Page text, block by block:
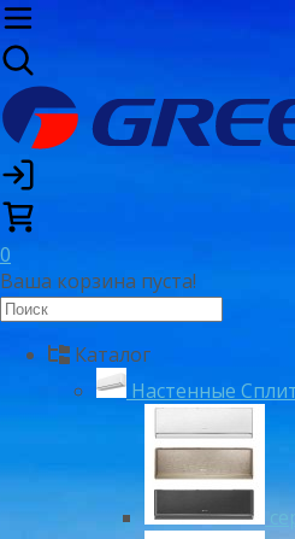
0
Ваша корзина пуста!
Каталог
Настенные